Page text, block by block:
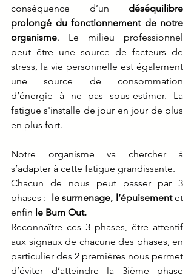
conséquence d’un déséquilibre
prolongé du fonctionnement de notre
organisme. Le milieu professionnel
peut être une source de facteurs de
stress, la vie personnelle est également
une source de consommation
d’énergie à ne pas sous-estimer. La
fatigue s'installe de jour en jour de plus
en plus fort.
Notre organisme va chercher à
s’adapter à cette fatigue grandissante.
Chacun de nous peut passer par 3
phases : le surmenage, l’épuisement et
enfin le Burn Out.
Reconnaître ces 3 phases, être attentif
aux signaux de chacune des phases, en
particulier des 2 premières nous permet
d’éviter d’atteindre la 3ième phase